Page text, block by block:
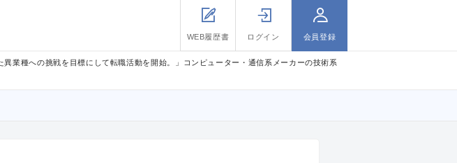
WEB履歴書 ログイン 会員登録
異業種への挑戦を目標にして転職活動を開始。」コンピューター・通信系メーカーの技術系